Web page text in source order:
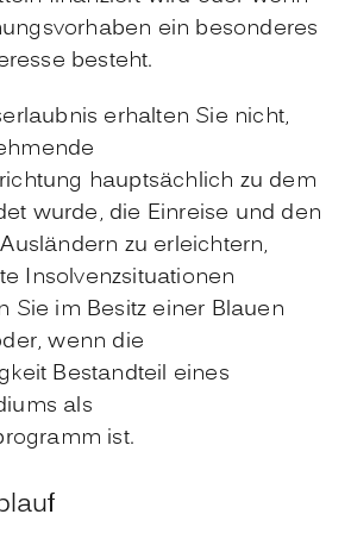
ein besonderes
besteht.
erhalten Sie nicht,
hauptsächlich zu dem
wurde, die Einreise und den
zu erleichtern,
Insolvenzsituationen
Sie im Besitz einer Blauen
wenn die
Bestandteil eines
als
ist.